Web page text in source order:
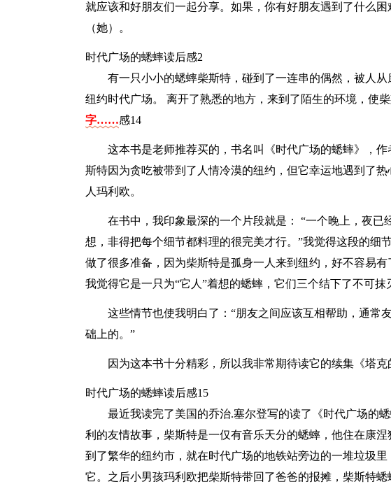
就应该和好朋友们一起分享。如果，你有好朋友遇到了什么
（她）。
时代广场的蟋蟀读后感2
有一只小小的蟋蟀柴斯特，碰到了一连串的偶然，被人
纽约时代广场。 离开了熟悉的地方，来到了陌生的环境，使
字……感14
这本书是老师推荐买的，书名叫《时代广场的蟋蟀》，
斯特因为贪吃被带到了人情冷漠的纽约，但它幸运地遇到了
人玛利欧。
在书中，我印象最深的一个片段就是： “一个晚上，夜
想，非得把每个细节都料理的很完美才行。”我觉得这段的细
做了很多准备，因为柴斯特是孤身一人来到纽约，好不容易
我觉得它是一只为“它人”着想的蟋蟀，它们三个结下了不可抹
这些情节也使我明白了：“朋友之间应该互相帮助，通常
础上的。”
因为这本书十分精彩，所以我非常期待读它的续集《塔克
时代广场的蟋蟀读后感15
最近我读完了美国的乔治.塞尔登写的读了《时代广场的
利的友情故事，柴斯特是一仅有音乐天分的蟋蟀，他住在康
到了繁华的纽约市，就在时代广场的地铁站旁边的一堆垃圾
它。之后小男孩玛利欧把柴斯特带回了爸爸的报摊，柴斯特